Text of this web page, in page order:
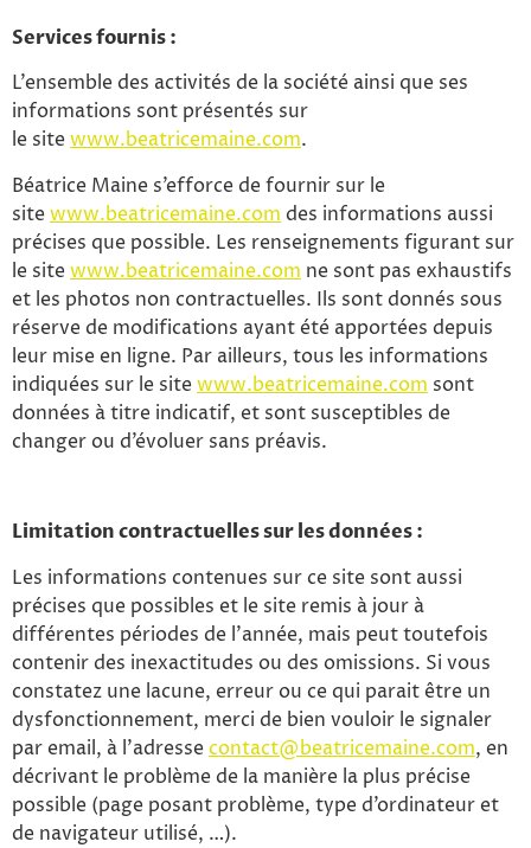
Services fournis :
L’ensemble des activités de la société ainsi que ses
informations sont présentés sur
le sitewww.beatricemaine.com.
Béatrice Maine s’efforce de fournir sur le
sitewww.beatricemaine.com des informations aussi
précises que possible. Les renseignements figurant sur
le sitewww.beatricemaine.com ne sont pas exhaustifs
et les photos non contractuelles. Ils sont donnés sous
réserve de modifications ayant été apportées depuis
leur mise en ligne. Par ailleurs, tous les informations
indiquées sur le sitewww.beatricemaine.com sont
données à titre indicatif, et sont susceptibles de
changer ou d’évoluer sans préavis.
Limitation contractuelles sur les données :
Les informations contenues sur ce site sont aussi
précises que possibles et le site remis à jour à
différentes périodes de l’année, mais peut toutefois
contenir des inexactitudes ou des omissions. Si vous
constatez une lacune, erreur ou ce qui parait être un
dysfonctionnement, merci de bien vouloir le signaler
par email, à l’adressecontact@beatricemaine.com, en
décrivant le problème de la manière la plus précise
possible (page posant problème, type d’ordinateur et
de navigateur utilisé, …).